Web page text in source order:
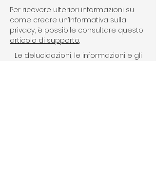
Per ricevere ulteriori informazioni su
come creare un’Informativa sulla
privacy, è possibile consultare questo
articolo di supporto.
Le delucidazioni, le informazioni e gli